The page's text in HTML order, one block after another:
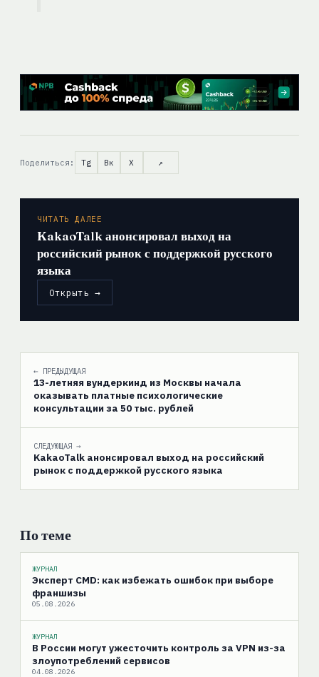
Поделиться: Tg Вк X ↗
ЧИТАТЬ ДАЛЕЕ
KakaoTalk анонсировал выход на
российский рынок с поддержкой русского
языка
Открыть →
← ПРЕДЫДУЩАЯ
13-летняя вундеркинд из Москвы начала
оказывать платные психологические
консультации за 50 тыс. рублей
СЛЕДУЮЩАЯ →
KakaoTalk анонсировал выход на российский
рынок с поддержкой русского языка
По теме
ЖУРНАЛ
Эксперт CMD: как избежать ошибок при выборе
франшизы
05.08.2026
ЖУРНАЛ
В России могут ужесточить контроль за VPN из-за
злоупотреблений сервисов
04.08.2026